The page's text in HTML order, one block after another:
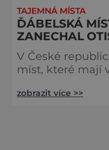
TAJEMNÁ MÍSTA
ĎÁBELSKÁ
ZANECHAL
V České
míst, které mají
studánky,
zobrazit více >>